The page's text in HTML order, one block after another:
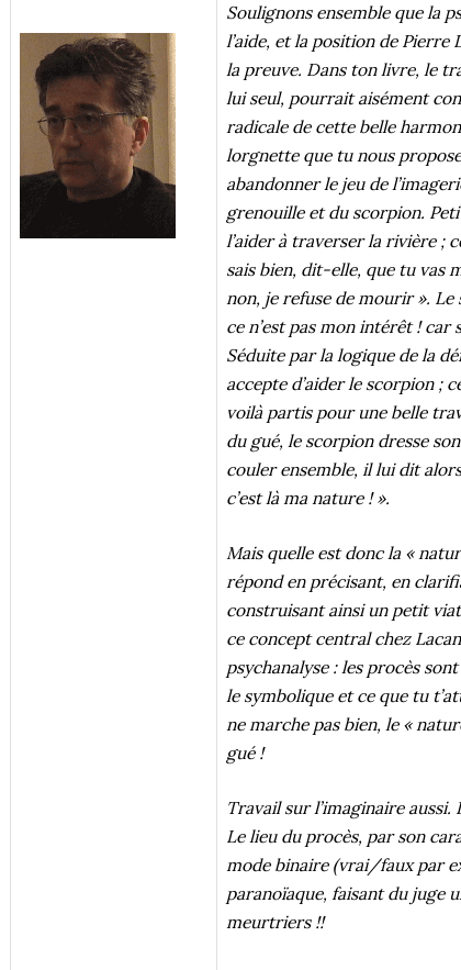
Soulignons ensemble que la
l’aide, et la position de
la preuve. Dans ton livre, le
lui seul, pourrait aisément
radicale de cette belle
lorgnette que tu nous
abandonner le jeu de
grenouille et du scorpion.
l’aider à traverser la rivière ;
sais bien, dit-elle, que tu vas
non, je refuse de mourir ».
ce n’est pas mon intérêt ! car
Séduite par la logique de la
accepte d’aider le scorpion ;
voilà partis pour une belle
du gué, le scorpion dresse
couler ensemble, il lui dit
c’est là ma nature ! ».
Mais quelle est donc la «
répond en précisant, en
construisant ainsi un petit
ce concept central chez
psychanalyse : les procès
le symbolique et ce que tu
ne marche pas bien, le «
gué !
Travail sur l’imaginaire
Le lieu du procès, par son
mode binaire (vrai/faux par
paranoïaque, faisant du juge
meurtriers !!